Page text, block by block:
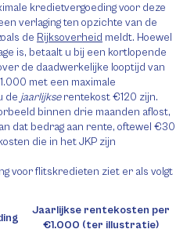
kredietvergoeding voor deze
verlaging ten opzichte van de
de Rijksoverheid meldt. Hoewel
is, betaalt u bij een kortlopende
de daadwerkelijke looptijd van
met een maximale
de jaarlijkserentekost €120 zijn.
binnen drie maanden aflost,
dat bedrag aan rente, oftewel €30
die in het JKP zijn
voor flitskredieten ziet er als volgt
Jaarlijkse rentekosten per
€1.000 (ter illustratie)